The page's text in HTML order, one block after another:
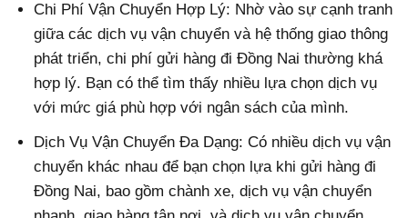
Chi Phí Vận Chuyển Hợp Lý: Nhờ vào sự cạnh tranh
giữa các dịch vụ vận chuyển và hệ thống giao thông
phát triển, chi phí gửi hàng đi Đồng Nai thường khá
hợp lý. Bạn có thể tìm thấy nhiều lựa chọn dịch vụ
với mức giá phù hợp với ngân sách của mình.
Dịch Vụ Vận Chuyển Đa Dạng: Có nhiều dịch vụ vận
chuyển khác nhau để bạn chọn lựa khi gửi hàng đi
Đồng Nai, bao gồm chành xe, dịch vụ vận chuyển